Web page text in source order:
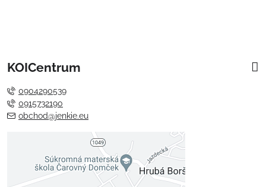
KOICentrum
0904290539
0915732190
obchod@jenkie.eu
Externý obsah je blokovaný
Voľbami súkromia